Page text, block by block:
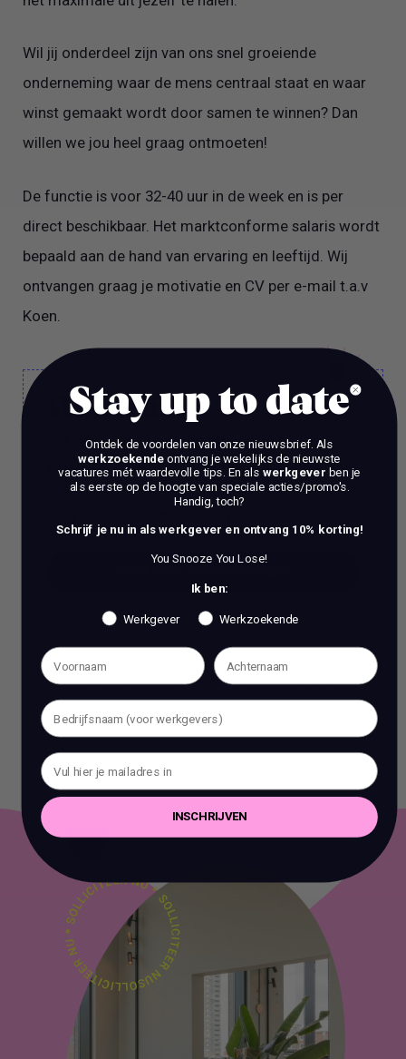
Wil jij onderdeel zijn van ons snel groeiende
onderneming waar de mens centraal staat en waar
winst gemaakt wordt door samen te winnen? Dan
willen we jou heel graag ontmoeten!
De functie is voor 32-40 uur in de week en is per
direct beschikbaar. Het marktconforme salaris wordt
bepaald aan de hand van ervaring en leeftijd. Wij
ontvangen graag je motivatie en CV per e-mail t.a.v
Koen.
Work Talks
Wil je een stap vooruit zetten in je carrière?
Ben je op zoek naar meer dan alleen reguliere
coaching? Bij ons, Vacature Via, kun je dan in
BOEK EEN 70 MIN CONSULT
Het is verboden om zonder voorafgaande schriftelijke
toestemming content en informatie van deze website te kopiëren,
te reproduceren of te gebruiken voor commerciële doeleinden.
Stay up to date
Ontdek de voordelen van onze nieuwsbrief. Als
werkzoekendeontvang je wekelijks de nieuwste
vacatures mét waardevolle tips. En als werkgever ben je
als eerste op de hoogte van speciale acties/promo's.
Handig, toch?
Schrijf je nu in als werkgever en ontvang 10% korting!
You Snooze You Lose!
Ik ben:
Werkgever Werkzoekende
INSCHRIJVEN